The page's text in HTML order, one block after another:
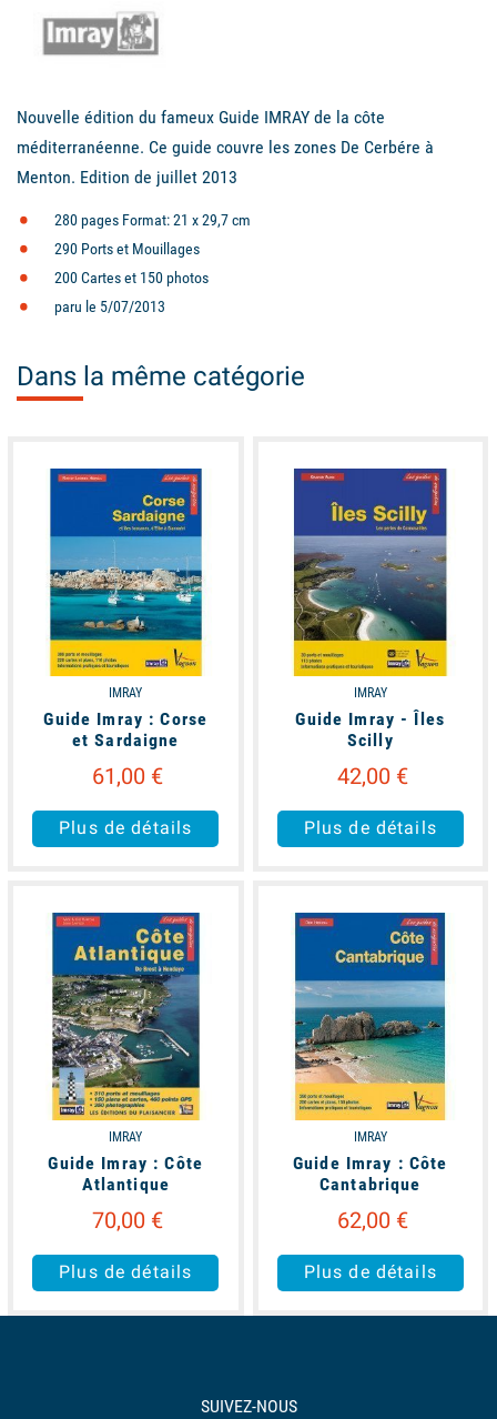
Nouvelle édition du fameux Guide IMRAY de la côte
méditerranéenne. Ce guide couvre les zones De Cerbére à
Menton. Edition de juillet 2013
280 pages Format: 21 x 29,7 cm
290 Ports et Mouillages
200 Cartes et 150 photos
paru le 5/07/2013
Dans la même catégorie
available
IMRAY
Guide Imray : Corse
et Sardaigne
61,00 €
Plus de détails
available
IMRAY
Guide Imray - Îles
Scilly
42,00 €
Plus de détails
unavailable
IMRAY
Guide Imray : Côte
Atlantique
70,00 €
Plus de détails
available
IMRAY
Guide Imray : Côte
Cantabrique
62,00 €
Plus de détails
SUIVEZ-NOUS